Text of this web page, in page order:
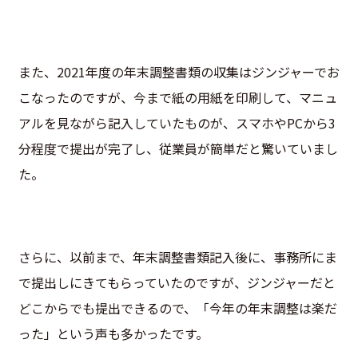
また、2021年度の年末調整書類の収集はジンジャーでお
こなったのですが、今まで紙の用紙を印刷して、マニュ
アルを見ながら記入していたものが、スマホやPCから3
分程度で提出が完了し、従業員が簡単だと驚いていまし
た。
さらに、以前まで、年末調整書類記入後に、事務所にま
で提出しにきてもらっていたのですが、ジンジャーだと
どこからでも提出できるので、「今年の年末調整は楽だ
った」という声も多かったです。